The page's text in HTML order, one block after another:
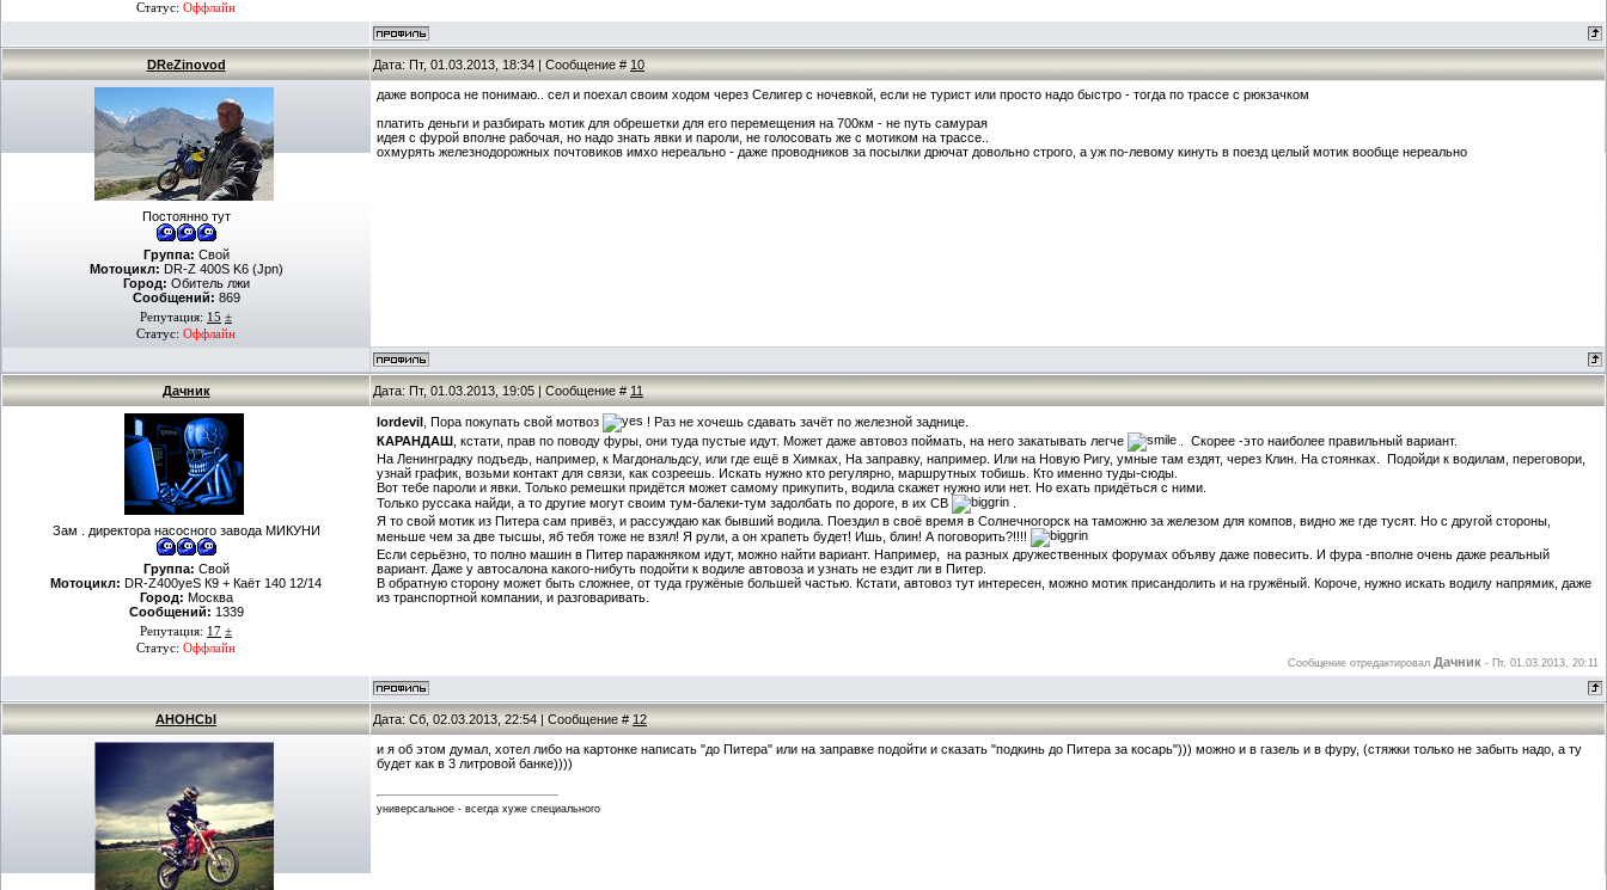
Статус: Оффлайн
DReZinovod Дата: Пт, 01.03.2013, 18:34 | Сообщение # 10
Постоянно тут
Группа: Свой
Мотоцикл: DR-Z 400S K6 (Jpn)
Город: Обитель лжи
Сообщений: 869
Репутация: 15 ±
Статус: Оффлайн
даже вопроса не понимаю.. сел и поехал своим ходом через Селигер с ночевкой, если не турист или просто надо быстро - тогда по трассе с рюкзачком
платить деньги и разбирать мотик для обрешетки для его перемещения на 700км - не путь самурая
идея с фурой вполне рабочая, но надо знать явки и пароли, не голосовать же с мотиком на трассе..
охмурять железнодорожных почтовиков имхо нереально - даже проводников за посылки дрючат довольно строго, а уж по-левому кинуть в поезд целый мотик вообще нереально
Дачник Дата: Пт, 01.03.2013, 19:05 | Сообщение # 11
Зам . директора насосного завода МИКУНИ
Группа: Свой
Мотоцикл: DR-Z400yeS К9 + Каёт 140 12/14
Город: Москва
Сообщений: 1339
Репутация: 17 ±
Статус: Оффлайн
lordevil , Пора покупать свой мотвоз
! Раз не хочешь сдавать зачёт по железной заднице.
КАРАНДАШ , кстати, прав по поводу фуры, они туда пустые идут. Может даже автовоз поймать, на него закатывать легче
. Скорее -это наиболее правильный вариант.
На Ленинградку подъедь, например, к Магдональдсу, или где ещё в Химках, На заправку, например. Или на Новую Ригу, умные там ездят, через Клин. На стоянках. Подойди к водилам, переговори,
узнай график, возьми контакт для связи, как созреешь. Искать нужно кто регулярно, маршрутных тобишь. Кто именно туды-сюды.
Вот тебе пароли и явки. Только ремешки придётся может самому прикупить, водила скажет нужно или нет. Но ехать придёться с ними.
Только руссака найди, а то другие могут своим тум-балеки-тум задолбать по дороге, в их СВ
Я то свой мотик из Питера сам привёз, и рассуждаю как бывший водила. Поездил в своё время в Солнечногорск на таможню за железом для компов, видно же где тусят. Но с другой стороны,
меньше чем за две тысшы, яб тебя тоже не взял! Я рули, а он храпеть будет! Ишь, блин! А поговорить?!!!!
Если серьёзно, то полно машин в Питер паражняком идут, можно найти вариант. Например, на разных дружественных форумах объяву даже повесить. И фура -вполне очень даже реальный
вариант. Даже у автосалона какого-нибуть подойти к водиле автовоза и узнать не ездит ли в Питер.
В обратную сторону может быть сложнее, от туда гружёные большей частью. Кстати, автовоз тут интересен, можно мотик присандолить и на гружёный. Короче, нужно искать водилу напрямик, даже
из транспортной компании, и разговаривать.
Сообщение отредактировал Дачник - Пт, 01.03.2013, 20:11
AHOHCbI Дата: Сб, 02.03.2013, 22:54 | Сообщение # 12
и я об этом думал, хотел либо на картонке написать "до Питера" или на заправке подойти и сказать "подкинь до Питера за косарь"))) можно и в газель и в фуру, (стяжки только не забыть надо, а ту
будет как в 3 литровой банке))))
универсальное - всегда хуже специального